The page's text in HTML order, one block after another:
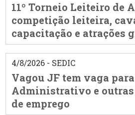
11º Torneio Leiteiro de
competição leiteira,
capacitação e atrações
4/8/2026 - SEDIC
Vagou JF tem vaga
Administrativo e
de emprego